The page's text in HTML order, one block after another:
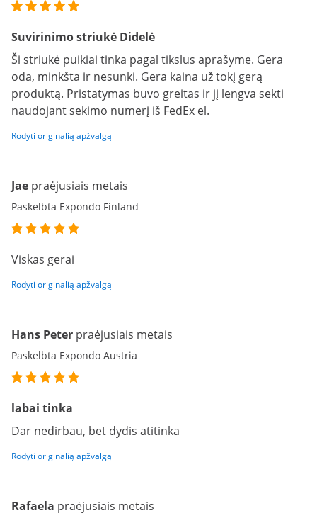
Suvirinimo striukė Didelė
Ši striukė puikiai tinka pagal tikslus aprašyme. Gera
oda, minkšta ir nesunki. Gera kaina už tokį gerą
produktą. Pristatymas buvo greitas ir jį lengva sekti
naudojant sekimo numerį iš FedEx el.
Rodyti originalią apžvalgą
Jae praėjusiais metais
Paskelbta Expondo Finland
Viskas gerai
Rodyti originalią apžvalgą
Hans Peter praėjusiais metais
Paskelbta Expondo Austria
labai tinka
Dar nedirbau, bet dydis atitinka
Rodyti originalią apžvalgą
Rafaela praėjusiais metais